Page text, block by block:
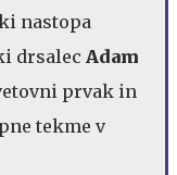
nastopa
drsalec Adam
prvak in
tekme v